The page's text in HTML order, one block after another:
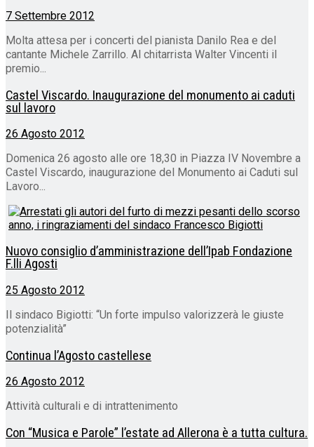
7 Settembre 2012
Molta attesa per i concerti del pianista Danilo Rea e del
cantante Michele Zarrillo. Al chitarrista Walter Vincenti il
premio...
Castel Viscardo. Inaugurazione del monumento ai caduti
sul lavoro
26 Agosto 2012
Domenica 26 agosto alle ore 18,30 in Piazza IV Novembre a
Castel Viscardo, inaugurazione del Monumento ai Caduti sul
Lavoro...
Nuovo consiglio d’amministrazione dell’Ipab Fondazione
F.lli Agosti
25 Agosto 2012
Il sindaco Bigiotti: “Un forte impulso valorizzerà le giuste
potenzialità”
Continua l’Agosto castellese
26 Agosto 2012
Attività culturali e di intrattenimento
Con “Musica e Parole” l’estate ad Allerona è a tutta cultura.